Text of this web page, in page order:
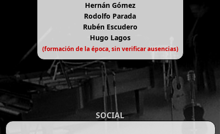
Hernán Gómez
Rodolfo Parada
Rubén Escudero
Hugo Lagos
(formación de la época, sin verificar ausencias)
SOCIAL